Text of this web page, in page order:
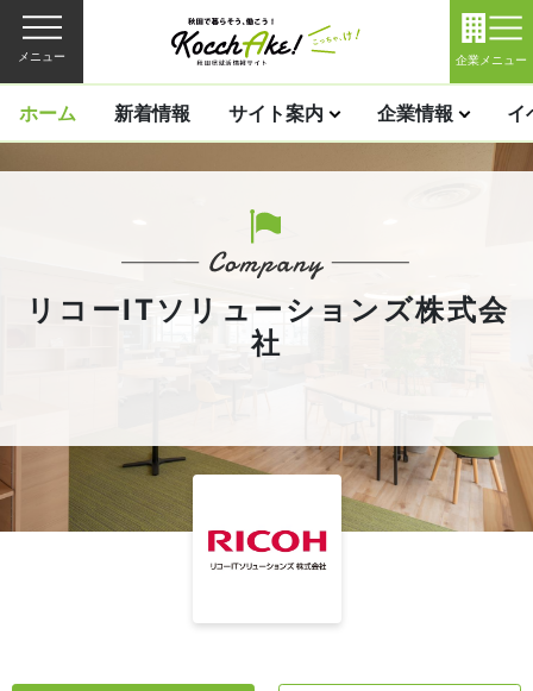
メニュー 企業メニュー
ホーム 新着情報 サイト案内 企業情報 イ
リコーITソリューションズ株式会
社